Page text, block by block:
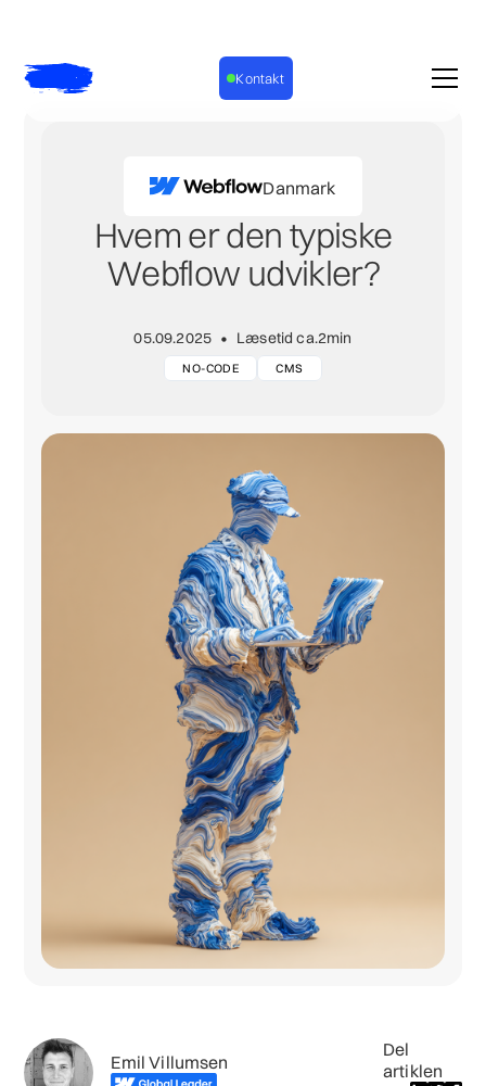
Kontakt
Danmark
Hvem er den typiske
Webflow udvikler?
05.09.2025 • Læsetid ca.2min
NO-CODE CMS
Emil Villumsen
Del
artiklen